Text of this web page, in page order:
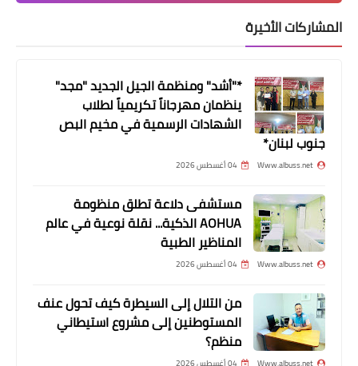
الفلسطينيون رافعةٌ اقتصادية للبنان
وليسوا عِبئاً
المشاركات الأخيرة
*"أشد" ومنظمة الجيل الجديد "مجد"
ينظمان مهرجاناً تكريمياً لطلاب
الشهادات الرسمية في مخيم البص
جنوب لبنان*
Www.albuss.net 04 أغسطس 2026
مستشفى دلاعة تطلق منظومة
AOHUA الذكية... نقلة نوعية في عالم
المناظير الطبية
Www.albuss.net 04 أغسطس 2026
من التلال إلى السيطرة كيف تحول عنف
المستوطنين إلى مشروع استيطاني
منظم؟